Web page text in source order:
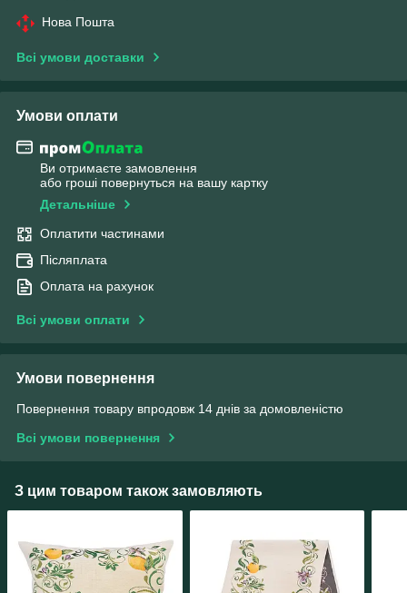
Нова Пошта
Всі умови доставки
Умови оплати
Ви отримаєте замовлення
або гроші повернуться на вашу картку
Детальніше
Оплатити частинами
Післяплата
Оплата на рахунок
Всі умови оплати
Умови повернення
Повернення товару впродовж 14 днів за домовленістю
Всі умови повернення
З цим товаром також замовляють